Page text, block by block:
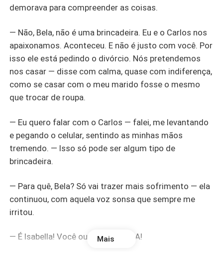
demorava para compreender as coisas.
— Não, Bela, não é uma brincadeira. Eu e o Carlos nos
apaixonamos. Aconteceu. E não é justo com você. Por
isso ele está pedindo o divórcio. Nós pretendemos
nos casar — disse com calma, quase com indiferença,
como se casar com o meu marido fosse o mesmo
que trocar de roupa.
— Eu quero falar com o Carlos — falei, me levantando
e pegando o celular, sentindo as minhas mãos
tremendo. — Isso só pode ser algum tipo de
brincadeira.
— Para quê, Bela? Só vai trazer mais sofrimento — ela
continuou, com aquela voz sonsa que sempre me
irritou.
— É Isabella! Você ouviu? ISABELLA!
Mais